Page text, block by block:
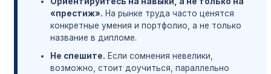
«престиж». На рынке труда часто ценятся
конкретные умения и портфолио, а не только
название в дипломе.
Не спешите. Если сомнения невелики,
возможно, стоит доучиться, параллельно